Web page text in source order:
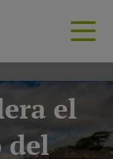
el
del